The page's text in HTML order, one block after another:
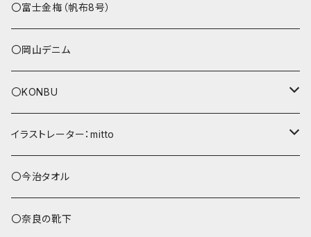
その他
〇富士金梅（帆布8号）
〇岡山デニム
〇KONBU
ショルダーバッグ
あずまバッグ
トートバッグ（L）
イラストレーター：mitto
シマエナガ
ハシビロコウ
〇今治タオル
〇奈良の靴下